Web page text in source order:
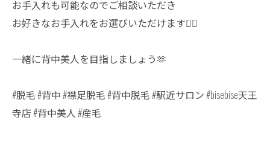
お手入れも可能なのでご相談いただき
お好きなお手入れをお選びいただけます💆‍♀️
一緒に背中美人を目指しましょう🫶
#脱毛 #背中 #襟足脱毛 #背中脱毛 #駅近サロン #bisebise天王
寺店 #背中美人 #産毛